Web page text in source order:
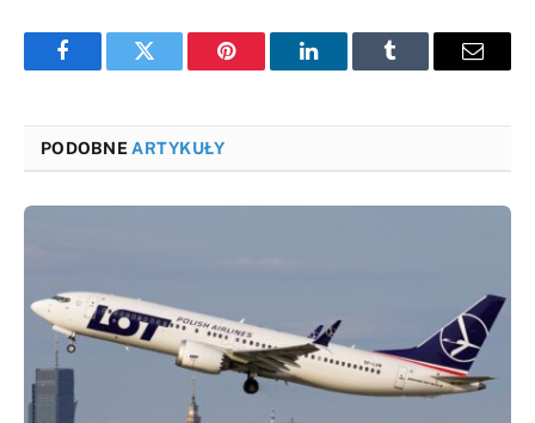
FacebookTwitter Pinterest LinkedInTumblr Email
PODOBNE ARTYKUŁY